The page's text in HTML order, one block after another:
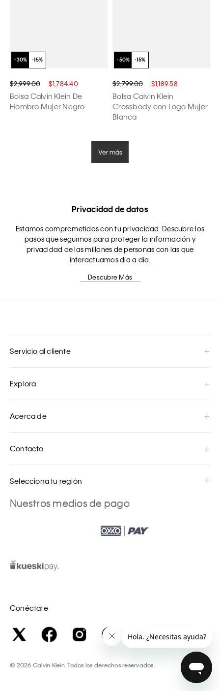
$2,999.00 $1,784.40
Bolsa Calvin Klein De
Hombro Mujer Negro
$2,799.00 $1,189.58
Bolsa Calvin Klein
Crossbody con Logo Mujer
Blanca
Ver más
Privacidad de datos
Estamos comprometidos con tu privacidad. Descubre los
pasos que seguimos para proteger la información y
privacidad de las millones de personas con las que
interactuamos día a día.
Descubre Más
Servicio al cliente
Explora
Acerca de
Contacto
Selecciona tu región
Nuestros medios de pago
Conéctate
© 2026 Calvin Klein. Todos los derechos reservados.